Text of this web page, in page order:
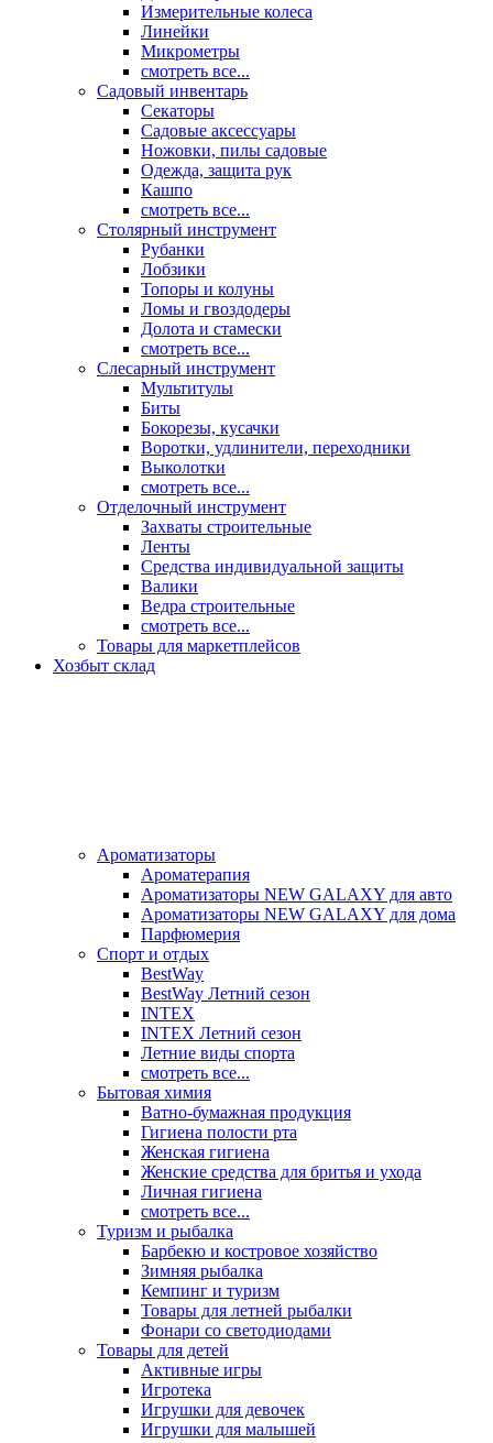
Измерительные колеса
Линейки
Микрометры
смотреть все...
Садовый инвентарь
Секаторы
Садовые аксессуары
Ножовки, пилы садовые
Одежда, защита рук
Кашпо
смотреть все...
Столярный инструмент
Рубанки
Лобзики
Топоры и колуны
Ломы и гвоздодеры
Долота и стамески
смотреть все...
Слесарный инструмент
Мультитулы
Биты
Бокорезы, кусачки
Воротки, удлинители, переходники
Выколотки
смотреть все...
Отделочный инструмент
Захваты строительные
Ленты
Средства индивидуальной защиты
Валики
Ведра строительные
смотреть все...
Товары для маркетплейсов
Хозбыт склад
Ароматизаторы
Ароматерапия
Ароматизаторы NEW GALAXY для авто
Ароматизаторы NEW GALAXY для дома
Парфюмерия
Спорт и отдых
BestWay
BestWay Летний сезон
INTEX
INTEX Летний сезон
Летние виды спорта
смотреть все...
Бытовая химия
Ватно-бумажная продукция
Гигиена полости рта
Женская гигиена
Женские средства для бритья и ухода
Личная гигиена
смотреть все...
Туризм и рыбалка
Барбекю и костровое хозяйство
Зимняя рыбалка
Кемпинг и туризм
Товары для летней рыбалки
Фонари со светодиодами
Товары для детей
Активные игры
Игротека
Игрушки для девочек
Игрушки для малышей